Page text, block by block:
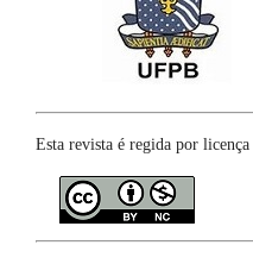
Esta revista é regida por licença